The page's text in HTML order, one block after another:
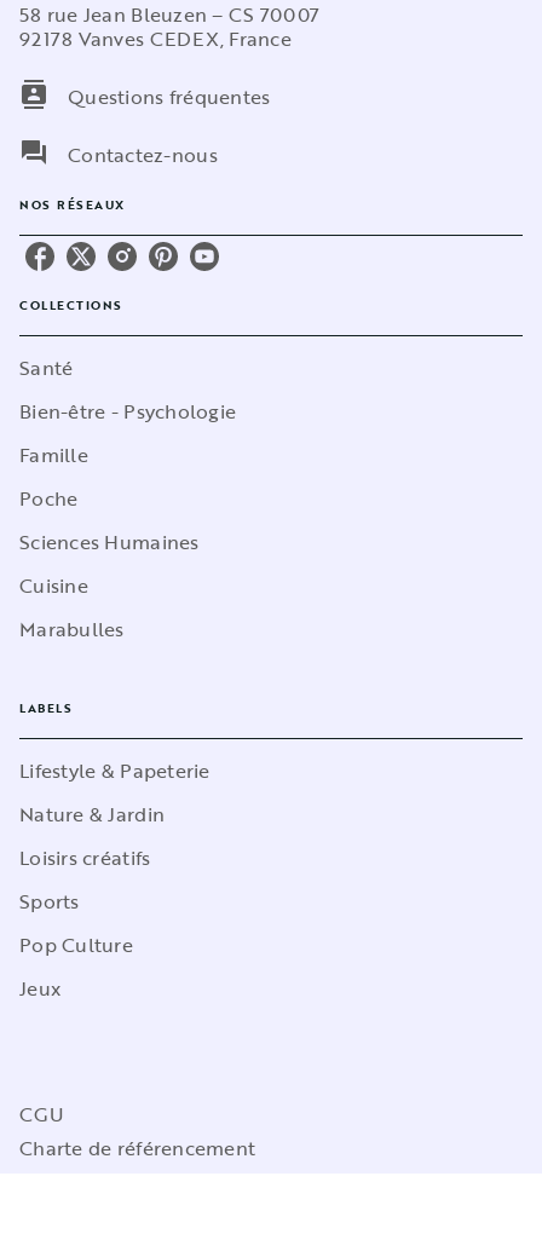
58 rue Jean Bleuzen – CS 70007
92178 Vanves CEDEX, France
contacts
Questions fréquentes
question_answer
Contactez-nous
NOS RÉSEAUX
COLLECTIONS
Santé
Bien-être - Psychologie
Famille
Poche
Sciences Humaines
Cuisine
Marabulles
LABELS
Lifestyle & Papeterie
Nature & Jardin
Loisirs créatifs
Sports
Pop Culture
Jeux
CGU
Charte de référencement